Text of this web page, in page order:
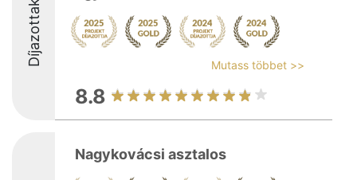
Díjazottak Mutass többet >>
8.8
Nagykovácsi asztalos